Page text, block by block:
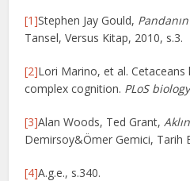
[1]Stephen Jay Gould,
Tansel, Versus Kitap, 2010, s.3.
[2]Lori Marino, et al.
complex cognition. PLoS biology
[3]Alan Woods, Ted Grant,
Demirsoy&Ömer Gemici, Tarih
[4]A.g.e., s.340.